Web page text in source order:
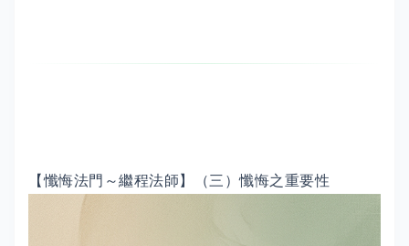
【懺悔法門～繼程法師】（三）懺悔之重要性